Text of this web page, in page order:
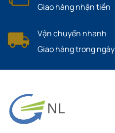
Giao hàng nhận tiền
Vận chuyển nhanh
Giao hàng trong ngày